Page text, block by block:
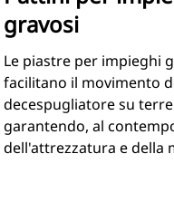
gravosi
Le piastre per impieghi
facilitano il movimento
decespugliatore su
garantendo, al
dell'attrezzatura e della